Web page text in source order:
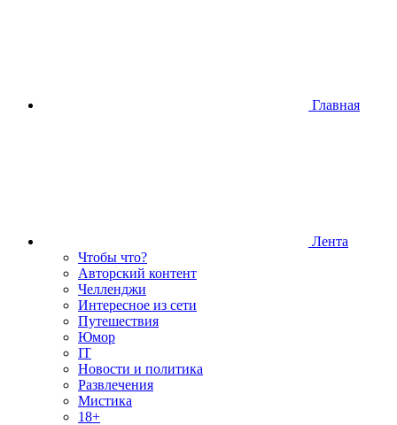
Главная
Лента
Чтобы что?
Авторский контент
Челленджи
Интересное из сети
Путешествия
Юмор
IT
Новости и политика
Развлечения
Мистика
18+